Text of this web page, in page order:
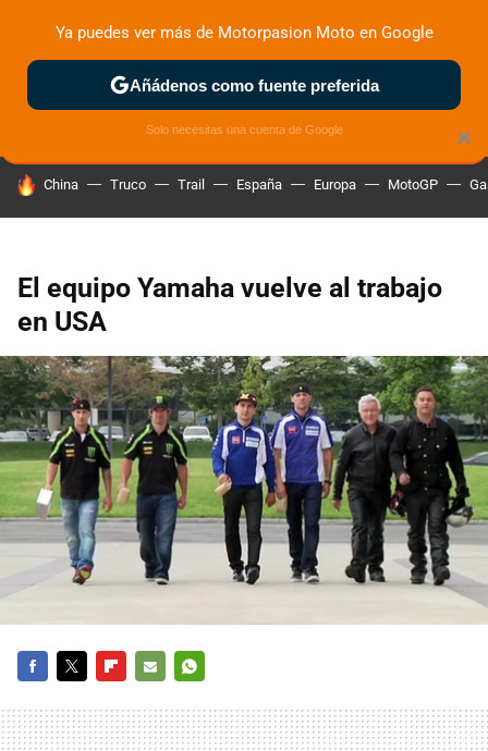
ZONA DE PRUEBAS DEPORTIVAS MOTOS ELÉCTRICAS
HOY SE HABLA DE
China Truco Trail España Europa MotoGP
El equipo Yamaha vuelve al trabajo
en USA
MAIL
×
Ya puedes ver más de Motorpasion Moto en Google
Añádenos como fuente preferida
Solo necesitas una cuenta de Google